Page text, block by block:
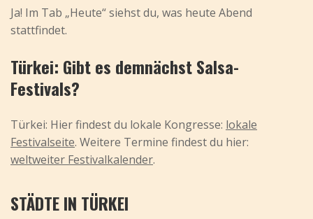
Ja! Im Tab „Heute“ siehst du, was heute Abend
stattfindet.
Türkei: Gibt es demnächst Salsa-
Festivals?
Türkei: Hier findest du lokale Kongresse: lokale
Festivalseite. Weitere Termine findest du hier:
weltweiter Festivalkalender.
STÄDTE IN TÜRKEI